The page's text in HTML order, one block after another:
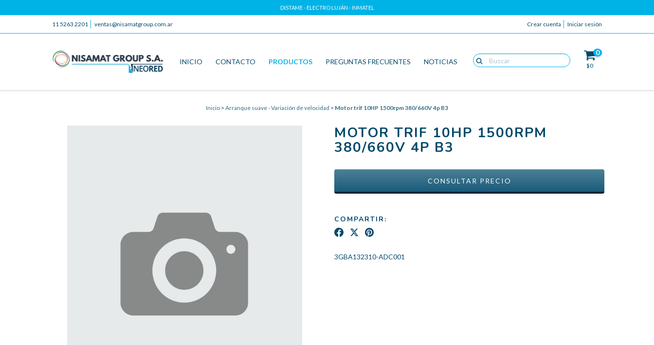
DISTAME - ELECTRO LUJÁN - INMATEL
11 5263 2201 ventas@nisamatgroup.com.ar Crear cuenta Iniciar sesión
INICIO CONTACTO PRODUCTOS PREGUNTAS FRECUENTES NOTICIAS
0
$0
Inicio > Arranque suave - Variación de velocidad > Motor trif 10HP 1500rpm 380/660V 4p B3
MOTOR TRIF 10HP 1500RPM
380/660V 4P B3
COMPARTIR:
3GBA132310-ADC001